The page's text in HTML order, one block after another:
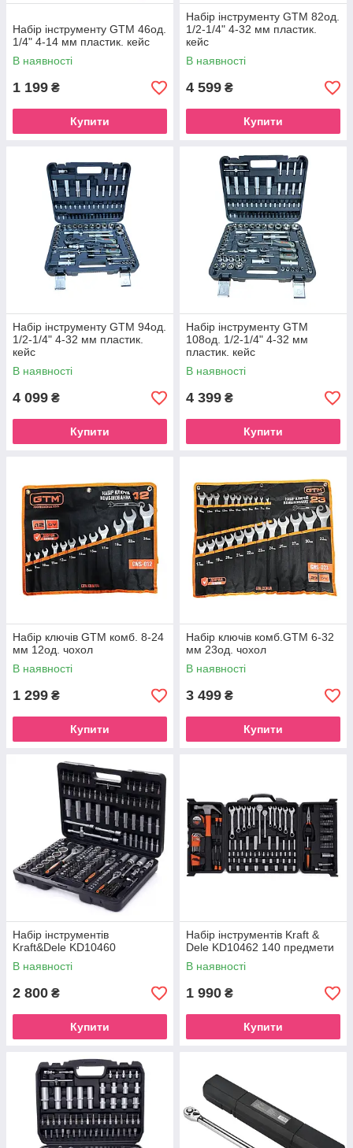
Набір інструменту GTM 46од.
1/4" 4-14 мм пластик. кейс
В наявності
1 199 ₴
Купити
Набір інструменту GTM 82од.
1/2-1/4" 4-32 мм пластик.
кейс
В наявності
4 599 ₴
Купити
Набір інструменту GTM 94од.
1/2-1/4" 4-32 мм пластик.
кейс
В наявності
4 099 ₴
Купити
Набір інструменту GTM
108од. 1/2-1/4" 4-32 мм
пластик. кейс
В наявності
4 399 ₴
Купити
Набір ключів GTM комб. 8-24
мм 12од. чохол
В наявності
1 299 ₴
Купити
Набір ключів комб.GTM 6-32
мм 23од. чохол
В наявності
3 499 ₴
Купити
Набір інструментів
Kraft&Dele KD10460
В наявності
2 800 ₴
Купити
Набір інструментів Kraft &
Dele KD10462 140 предмети
В наявності
1 990 ₴
Купити